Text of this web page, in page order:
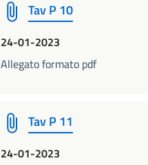
Tav P 10
24-01-2023
Allegato formato pdf
Tav P 11
24-01-2023